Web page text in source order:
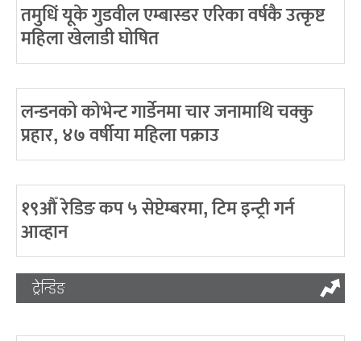
तमुधिं यूके गुडवील एम्बास्डर एरिका वर्षकै उत्कृष्ट
महिला खेलाडी घोषित
लन्डनको कोभेन्ट गार्डेनमा चार जनामाथि चक्कु
प्रहार, ४७ वर्षीया महिला पक्राउ
१९औँ रेडिङ कप ५ सेप्टेम्बरमा, टिम इन्ट्री गर्न
आव्हान
ट्रेन्डिङ